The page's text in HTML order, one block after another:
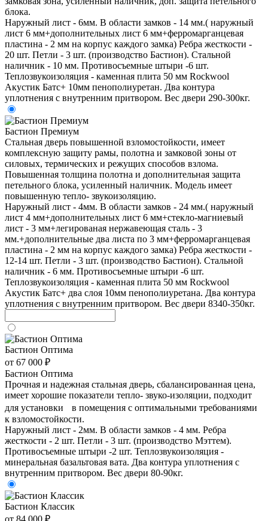
блока.
Наружный лист - 6мм. В области замков - 14 мм.( наружный
лист 6 мм+дополнительных лист 6 мм+ферромарганцевая
пластина - 2 мм на корпус каждого замка) Ребра жесткости -
20 шт. Петли - 3 шт. (производство Бастион). Стальной
наличник - 10 мм. Противосъемные штыри -6 шт.
Теплозвукоизоляция - каменная плита 50 мм Rockwool
Акустик Батс+ 10мм пенополиуретан. Два контура
уплотнения с внутренним притвором. Вес двери 290-300кг.
Бастион Премиум
Стальная дверь повышенной взломостойкости, имеет
комплексную защиту рамы, полотна и замковой зоны от
силовых, термических и режущих способов взлома.
Повышенная толщина полотна и дополнительная защита
петельного блока, усиленный наличник. Модель имеет
повышенную тепло- звукоизоляцию.
Наружный лист - 4мм. В области замков - 24 мм.( наружный
лист 4 мм+дополнительных лист 6 мм+стекло-магниевый
лист - 3 мм+легированая нержавеющая сталь - 3
мм.+дополнительные два листа по 3 мм+ферромарганцевая
пластина - 2 мм на корпус каждого замка) Ребра жесткости -
12-14 шт. Петли - 3 шт. (производство Бастион). Стальной
наличник - 6 мм. Противосъемные штыри -6 шт.
Теплозвукоизоляция - каменная плита 50 мм Rockwool
Акустик Батс+ два слоя 10мм пенополиуретана. Два контура
уплотнения с внутренним притвором. Вес двери 8340-350кг.
Бастион Оптима
от 67 000 ₽
Бастион Оптима
Прочная и надежная стальная дверь, сбалансированная цена,
имеет хорошие показатели тепло- звуко-изоляции, подходит
для установки в помещения с оптимальными требованиями
к взломостойкости.
Наружный лист - 2мм. В области замков - 4 мм. Ребра
жесткости - 2 шт. Петли - 3 шт. (производство Мэттем).
Противосъемные штыри -2 шт. Теплозвукоизоляция -
минеральная базальтовая вата. Два контура уплотнения с
внутренним притвором. Вес двери 80-90кг.
Бастион Классик
от 84 000 ₽